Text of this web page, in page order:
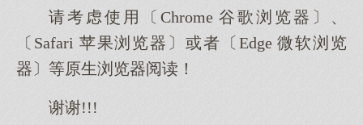
请考虑使用〔Chrome 谷歌浏览器〕、
〔Safari 苹果浏览器〕或者〔Edge 微软浏览
器〕等原生浏览器阅读！
谢谢!!!